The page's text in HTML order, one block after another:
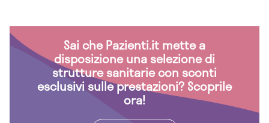
Sai che Pazienti.it mette a
disposizione una selezione di
strutture sanitarie con sconti
esclusivi sulle prestazioni? Scoprile
ora!